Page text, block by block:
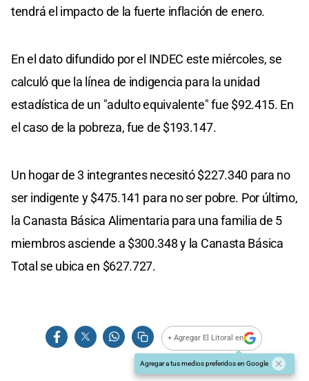
tendrá el impacto de la fuerte inflación de enero.
En el dato difundido por el INDEC este miércoles, se
calculó que la línea de indigencia para la unidad
estadística de un "adulto equivalente" fue $92.415. En
el caso de la pobreza, fue de $193.147.
Un hogar de 3 integrantes necesitó $227.340 para no
ser indigente y $475.141 para no ser pobre. Por último,
la Canasta Básica Alimentaria para una familia de 5
miembros asciende a $300.348 y la Canasta Básica
Total se ubica en $627.727.
+ Agregar El Litoral en
Agregar a tus medios preferidos en Google